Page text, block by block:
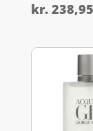
kr.238,95